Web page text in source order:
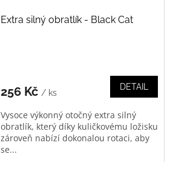
Extra silný obratlík - Black Cat
256 Kč / ks
DETAIL
Vysoce výkonný otočný extra silný
obratlík, který díky kuličkovému ložisku
zároveň nabízí dokonalou rotaci, aby
se...